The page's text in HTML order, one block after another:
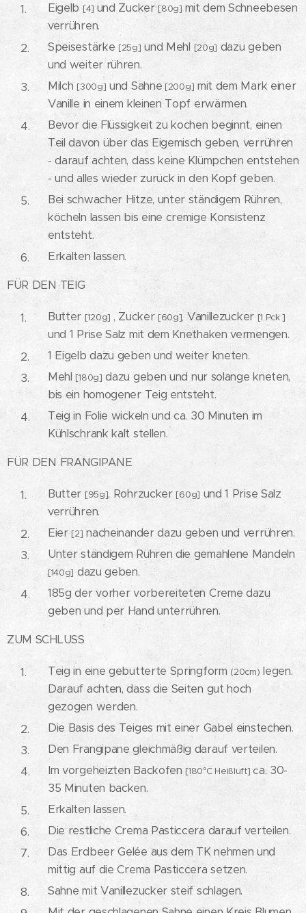
Eigelb [4] und Zucker[80g] mit dem Schneebesen
verrühren.
Speisestärke [25g] und Mehl [20g] dazu geben
und weiter rühren.
Milch[300g] und Sahne [200g] mit dem Mark einer
Vanille in einem kleinen Topf erwärmen.
Bevor die Flüssigkeit zu kochen beginnt, einen
Teil davon über das Eigemisch geben, verrühren
- darauf achten, dass keine Klümpchen entstehen
- und alles wieder zurück in den Kopf geben.
Bei schwacher Hitze, unter ständigem Rühren,
köcheln lassen bis eine cremige Konsistenz
entsteht.
Erkalten lassen.
FÜR DEN TEIG
Butter [120g] , Zucker [60g], Vanillezucker [1 Pck.]
und 1 Prise Salz mit dem Knethaken vermengen.
1 Eigelb dazu geben und weiter kneten.
Mehl[180g] dazu geben und nur solange kneten,
bis ein homogener Teig entsteht.
Teig in Folie wickeln und ca. 30 Minuten im
Kühlschrank kalt stellen.
FÜR DEN FRANGIPANE
Butter [95g], Rohrzucker [60g] und 1 Prise Salz
verrühren.
Eier[2] nacheinander dazu geben und verrühren.
Unter ständigem Rühren die gemahlene Mandeln
[140g] dazu geben.
185g der vorher vorbereiteten Creme dazu
geben und per Hand unterrühren.
ZUM SCHLUSS
Teig in eine gebutterte Springform (20cm) legen.
Darauf achten, dass die Seiten gut hoch
gezogen werden.
Die Basis des Teiges mit einer Gabel einstechen.
Den Frangipane gleichmäßig darauf verteilen.
Im vorgeheizten Backofen[180°C Heißluft]ca. 30-
35 Minuten backen.
Erkalten lassen.
Die restliche Crema Pasticcera darauf verteilen.
Das Erdbeer Gelée aus dem TK nehmen und
mittig auf die Crema Pasticcera setzen.
Sahne mit Vanillezucker steif schlagen.